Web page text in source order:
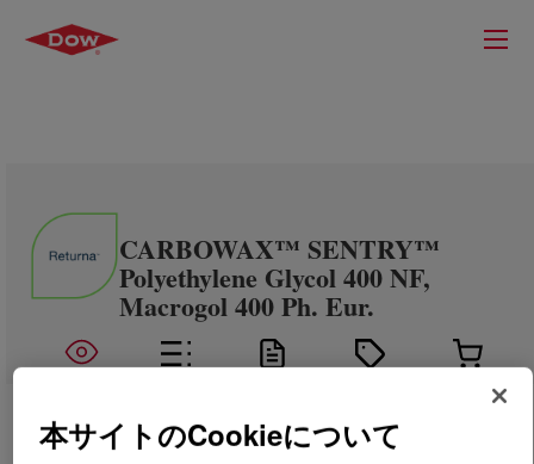
CARBOWAX™ SENTRY™
Polyethylene Glycol 400 NF,
Macrogol 400 Ph. Eur.
本サイトのCookieについて